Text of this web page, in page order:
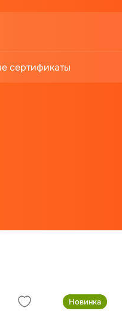
сертификаты
Новинка